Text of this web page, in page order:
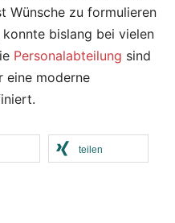
Wünsche zu formulieren
bislang bei vielen
Personalabteilung sind
eine moderne
teilen